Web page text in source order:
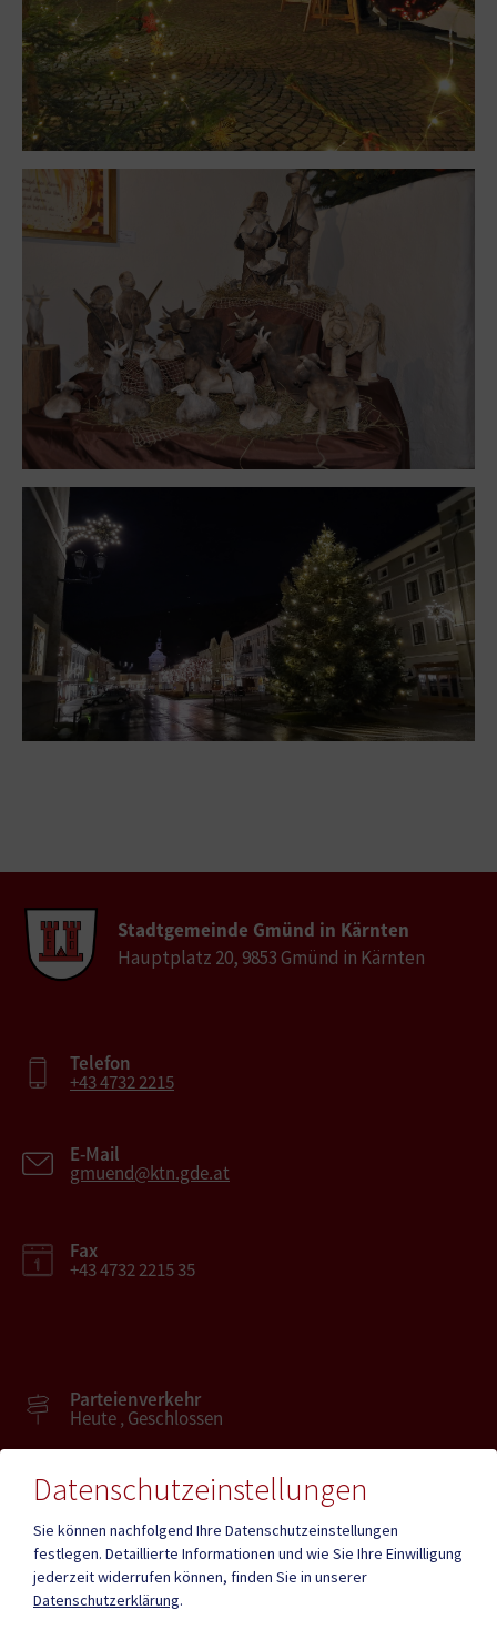
Stadtgemeinde Gmünd in Kärnten
Hauptplatz 20, 9853 Gmünd in Kärnten
Telefon
+43 4732 2215
E-Mail
gmuend@ktn.gde.at
Fax
+43 4732 2215 35
Parteienverkehr
Heute , Geschlossen
Amtsstunden
Mehr
Datenschutzeinstellungen
Sie können nachfolgend Ihre Datenschutzeinstellungen
festlegen. Detaillierte Informationen und wie Sie Ihre Einwilligung
jederzeit widerrufen können, finden Sie in unserer
Datenschutzerklärung.